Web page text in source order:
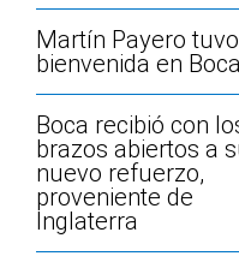
Martín Payero
bienvenida en Boca
Boca recibió con
brazos abiertos a
nuevo refuerzo,
proveniente de
Inglaterra